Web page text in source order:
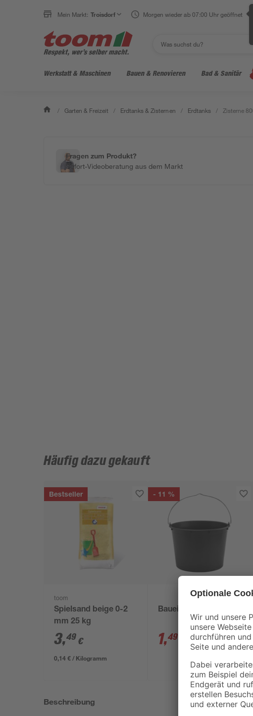
Mein Markt: Troisdorf Morgen wieder ab 07:00 Uhr geöffnet
Werkstatt & Maschinen Bauen & Renovieren Bad & Sanitär
/ Garten & Freizeit / Erdtanks & Zisternen / Erdtanks / Zisterne
Fragen zum Produkt?
Sofort-Videoberatung aus dem Markt
Häufig dazu gekauft
Bestseller
toom
Spielsand beige 0-2
mm 25 kg
3,49 €
0,14 € / Kilogramm
- 11 %
Baueimer 12 l
1,49 1,69 €
Beschreibung